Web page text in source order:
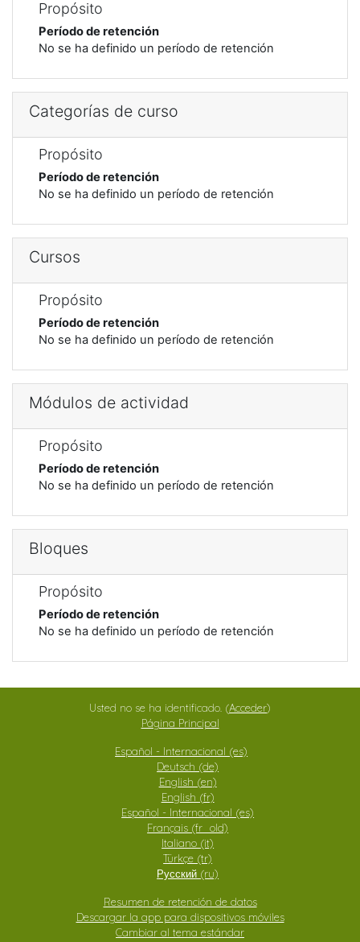
Propósito
Período de retención
No se ha definido un período de retención
Categorías de curso
Propósito
Período de retención
No se ha definido un período de retención
Cursos
Propósito
Período de retención
No se ha definido un período de retención
Módulos de actividad
Propósito
Período de retención
No se ha definido un período de retención
Bloques
Propósito
Período de retención
No se ha definido un período de retención
Usted no se ha identificado. (Acceder)
Página Principal
Español - Internacional ‎(es)‎
Deutsch ‎(de)‎
English ‎(en)‎
English ‎(fr)‎
Español - Internacional ‎(es)‎
Français ‎(fr_old)‎
Italiano ‎(it)‎
Türkçe ‎(tr)‎
Русский ‎(ru)‎
Resumen de retención de datos
Descargar la app para dispositivos móviles
Cambiar al tema estándar